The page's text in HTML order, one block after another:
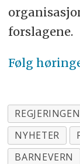
forslagene.
Følg
REGJERINGEN
NYHETER
BARNEVERN